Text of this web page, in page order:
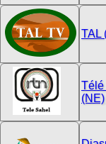
TAL
Télé
(NE)